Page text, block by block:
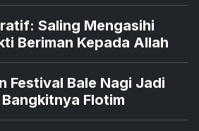
Saling Mengasihi
Beriman Kepada Allah
Festival Bale Nagi Jadi
Flotim